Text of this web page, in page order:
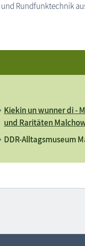
Rundfunktechnik
Kiekin un wunner di -
und Raritäten
DDR-Alltagsmuseum